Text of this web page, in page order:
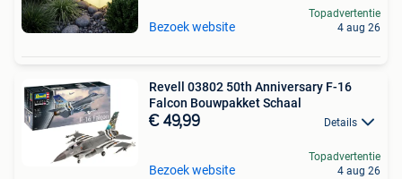
Bezoek website
Topadvertentie
4 aug 26
Revell 03802 50th Anniversary F-16
Falcon Bouwpakket Schaal
€ 49,99 Details
Bezoek website
Topadvertentie
4 aug 26